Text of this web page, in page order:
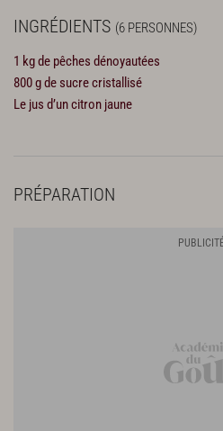
INGRÉDIENTS (6 PERSONNES)
1 kg de pêches dénoyautées
800 g de sucre cristallisé
Le jus d’un citron jaune
PRÉPARATION